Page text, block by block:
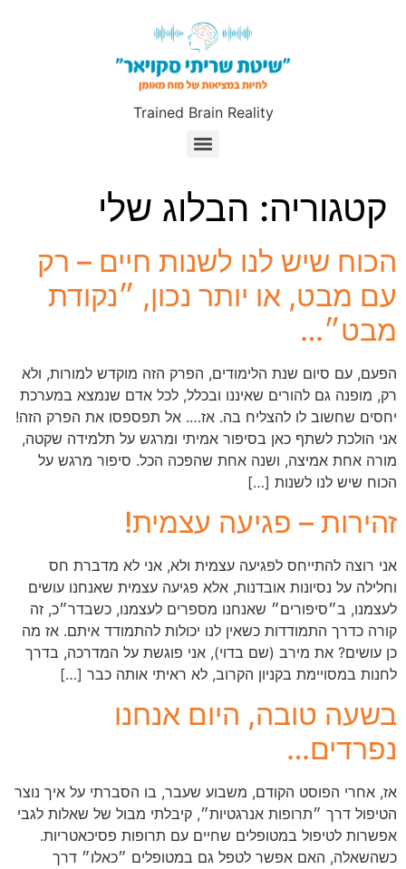
Trained Brain Reality
קטגוריה: הבלוג שלי
הכוח שיש לנו לשנות חיים – רק
עם מבט, או יותר נכון, ״נקודת
מבט״…
הפעם, עם סיום שנת הלימודים, הפרק הזה מוקדש למורות, ולא
רק, מופנה גם להורים שאיננו ובכלל, לכל אדם שנמצא במערכת
יחסים שחשוב לו להצליח בה. אז…. אל תפספסו את הפרק הזה!
אני הולכת לשתף כאן בסיפור אמיתי ומרגש על תלמידה שקטה,
מורה אחת אמיצה, ושנה אחת שהפכה הכל. סיפור מרגש על
הכוח שיש לנו לשנות […]
זהירות – פגיעה עצמית!
אני רוצה להתייחס לפגיעה עצמית ולא, אני לא מדברת חס
וחלילה על נסיונות אובדנות, אלא פגיעה עצמית שאנחנו עושים
לעצמנו, ב״סיפורים״ שאנחנו מספרים לעצמנו, כשבדר״כ, זה
קורה כדרך התמודדות כשאין לנו יכולות להתמודד איתם. אז מה
כן עושים? את מירב (שם בדוי), אני פוגשת על המדרכה, בדרך
לחנות במסויימת בקניון הקרוב, לא ראיתי אותה כבר […]
בשעה טובה, היום אנחנו
נפרדים…
אז, אחרי הפוסט הקודם, משבוע שעבר, בו הסברתי על איך נוצר
הטיפול דרך ״תרופות אנרגטיות״, קיבלתי מבול של שאלות לגבי
אפשרות לטיפול במטופלים שחיים עם תרופות פסיכאטריות.
כשהשאלה, האם אפשר לטפל גם במטופלים ״כאלו״ דרך